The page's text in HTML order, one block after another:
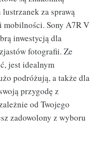
za sprawą
mobilności. Sony A7R V
inwestycją dla
fotografii. Ze
jest idealnym
podróżują, a także dla
przygodę z
od Twojego
zadowolony z wyboru